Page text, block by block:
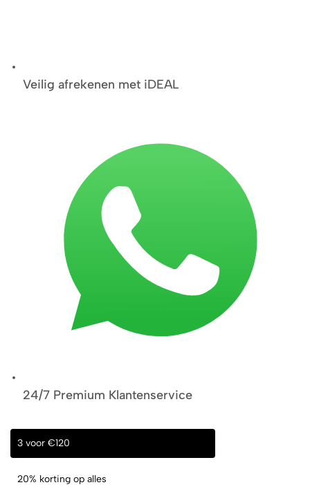
Veilig afrekenen met iDEAL
24/7 Premium Klantenservice
3 voor €120
20% korting op alles